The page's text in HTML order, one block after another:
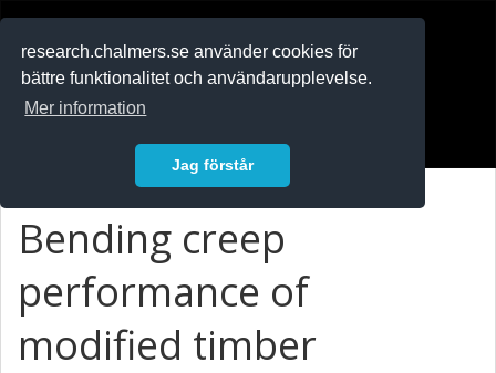
research.chalmers.se använder cookies för
bättre funktionalitet och användarupplevelse.
Mer information
Jag förstår
Bending creep
performance of
modified timber